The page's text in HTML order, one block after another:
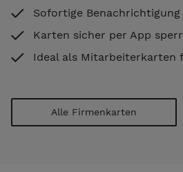
Sofortige Benachrichtigung
Karten sicher per App
Ideal als Mitarbeiterkarten
Alle Firmenkarten